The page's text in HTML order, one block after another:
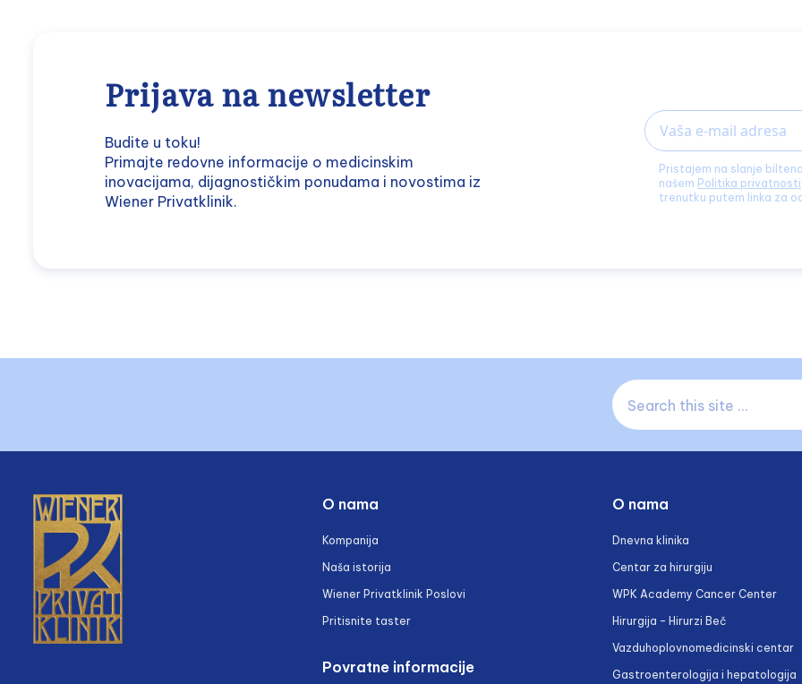
Prijava na newsletter
Budite u toku!
Primajte redovne informacije o medicinskim
inovacijama, dijagnostičkim ponudama i novostima iz
Wiener Privatklinik.
Email
Pristajem na slanje
našem Politika privatnosti
trenutku putem linka za
O nama
Kompanija
Naša istorija
Wiener Privatklinik Poslovi
Pritisnite taster
Povratne informacije
O nama
Dnevna klinika
Centar za hirurgiju
WPK Academy Cancer Center
Hirurgija – Hirurzi Beč
Vazduhoplovnomedicinski centar
Gastroenterologija i hepatologija